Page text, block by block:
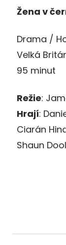
Žena v
Drama /
Velká
95 minut
Režie:
Hrají:
Ciarán
Shaun